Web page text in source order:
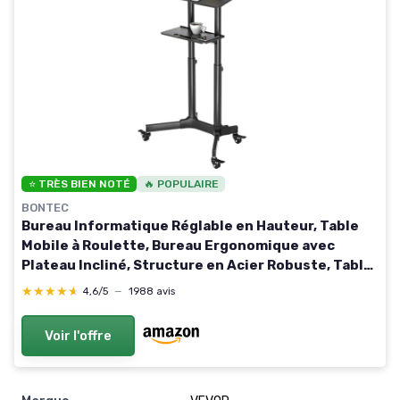
⭐ TRÈS BIEN NOTÉ 🔥 POPULAIRE
BONTEC
Bureau Informatique Réglable en Hauteur, Table
Mobile à Roulette, Bureau Ergonomique avec
Plateau Incliné, Structure en Acier Robuste, Table
d’appoint pour Petit Appartement, 103-125 cm 2
★★★★★
★★★★★ 4,6/5 — 1988 avis
Voir l'offre